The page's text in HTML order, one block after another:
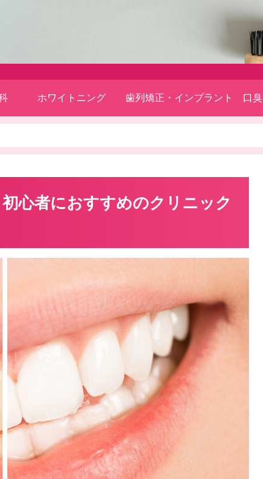
ホワイトニング 歯列矯正・インプラント 口
心者におすすめのクリニック